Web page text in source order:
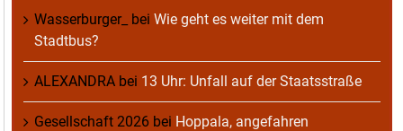
Wasserburger_ bei Wie geht es weiter mit dem
Stadtbus?
ALEXANDRA bei 13 Uhr: Unfall auf der Staatsstraße
Gesellschaft 2026 bei Hoppala, angefahren